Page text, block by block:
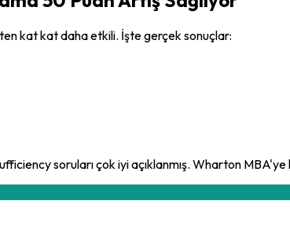
kat kat daha etkili. İşte gerçek sonuçlar:
soruları çok iyi açıklanmış. Wharton MBA'ye